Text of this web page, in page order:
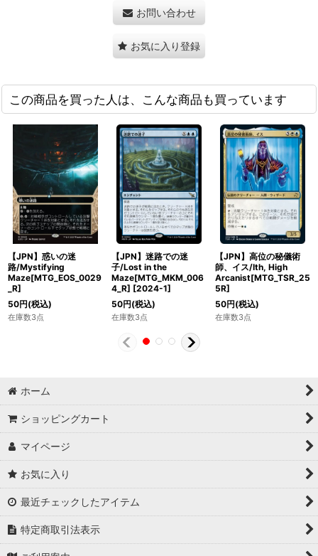
お問い合わせ
お気に入り登録
この商品を買った人は、こんな商品も買っています
【JPN】惑いの迷
路/Mystifying
Maze[MTG_EOS_0029
_R]
50円(税込)
在庫数3点
【JPN】迷路での迷
子/Lost in the
Maze[MTG_MKM_006
4_R] [2024-1]
50円(税込)
在庫数3点
【JPN】高位の秘儀術
師、イス/Ith, High
Arcanist[MTG_TSR_25
5R]
50円(税込)
在庫数3点
ホーム
ショッピングカート
マイページ
お気に入り
最近チェックしたアイテム
特定商取引法表示